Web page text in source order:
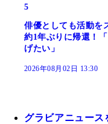
5
俳優としても活動を
約1年ぶりに帰還！
げたい」
2026年08月02日 13:30
グラビアニュース